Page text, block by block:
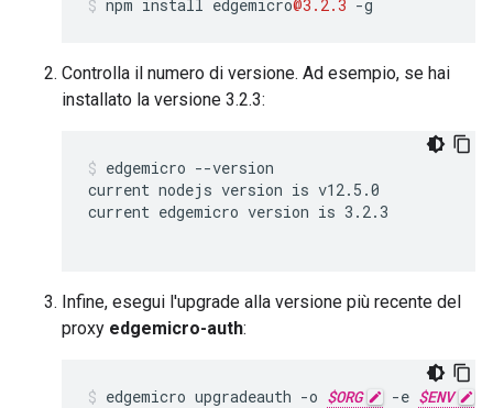
npm install edgemicro@3.2.3 -g
Controlla il numero di versione. Ad esempio, se hai
installato la versione 3.2.3:
edgemicro --version
current nodejs version is v12.5.0
current edgemicro version is 3.2.3
Infine, esegui l'upgrade alla versione più recente del
proxy edgemicro-auth:
edgemicro upgradeauth -o $ORG -e $ENV -